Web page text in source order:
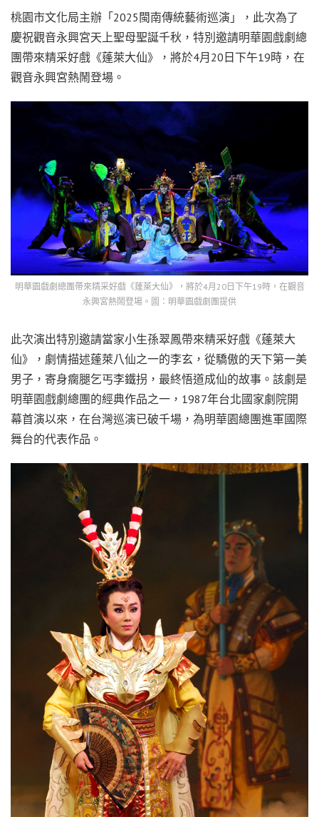
桃園市文化局主辦「2025閩南傳統藝術巡演」，此次為了
慶祝觀音永興宮天上聖母聖誕千秋，特別邀請明華園戲劇總
團帶來精采好戲《蓬萊大仙》，將於4月20日下午19時，在
觀音永興宮熱鬧登場。
明華園戲劇總團帶來精采好戲《蓬萊大仙》，將於4月20日下午19時，在觀音
永興宮熱鬧登場。圖：明華園戲劇團提供
此次演出特別邀請當家小生孫翠鳳帶來精采好戲《蓬萊大
仙》，劇情描述蓬萊八仙之一的李玄，從驕傲的天下第一美
男子，寄身瘸腿乞丐李鐵拐，最終悟道成仙的故事。該劇是
明華園戲劇總團的經典作品之一，1987年台北國家劇院開
幕首演以來，在台灣巡演已破千場，為明華園總團進軍國際
舞台的代表作品。